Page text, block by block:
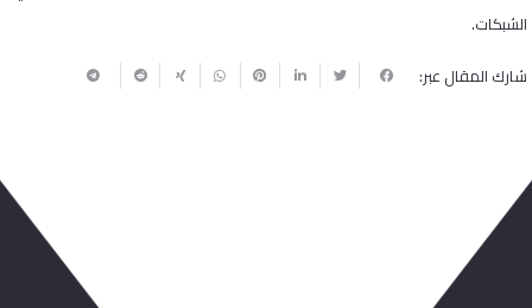
الشبكات.
شارك المقال عبر: